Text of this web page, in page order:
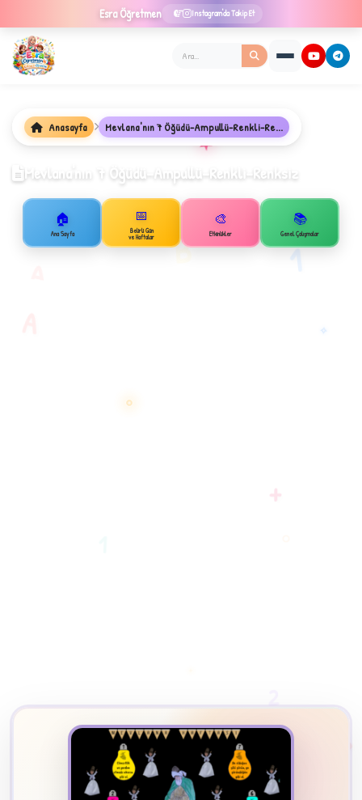
Esra Öğretmen Instagram'da Takip Et
B
2
★
✧
Anasayfa Mevlana'nın 7 Öğüdü-Ampullü-Renkli-Re...
Mevlana'nın 7 Öğüdü-Ampullü-Renkli-Renksiz
🏠
Ana Sayfa
📅
Belirli Gün
ve Haftalar
🎨
Etkinlikler
📚
Genel Çalışmalar
1
+